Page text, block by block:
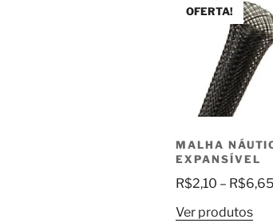
OFERTA!
MALHA
EXPANSÍVEL
R$2,10 – R$6,65
Ver produtos